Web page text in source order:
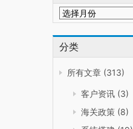
归
档
分类
所有文章 (313)
客户资讯 (3)
海关政策 (8)